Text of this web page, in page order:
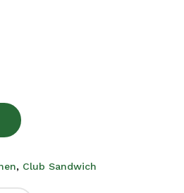
, Club Sandwich